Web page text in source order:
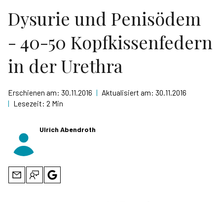
Dysurie und Penisödem
- 40-50 Kopfkissenfedern
in der Urethra
Erschienen am: 30.11.2016 | Aktualisiert am: 30.11.2016
| Lesezeit: 2 Min
Ulrich Abendroth